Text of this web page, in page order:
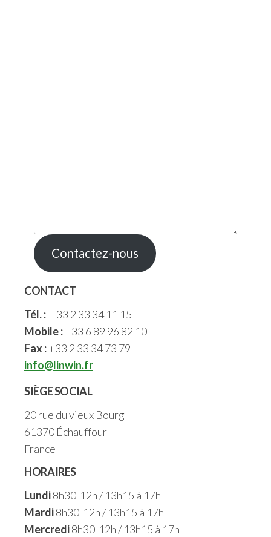
Contactez-nous
CONTACT
Tél. : +33 2 33 34 11 15
Mobile :+33 6 89 96 82 10
Fax :+33 2 33 34 73 79
info@linwin.fr
SIÈGE SOCIAL
20 rue du vieux Bourg
61370 Échauffour
France
HORAIRES
Lundi8h30-12h / 13h15 à 17h
Mardi8h30-12h / 13h15 à 17h
Mercredi8h30-12h / 13h15 à 17h